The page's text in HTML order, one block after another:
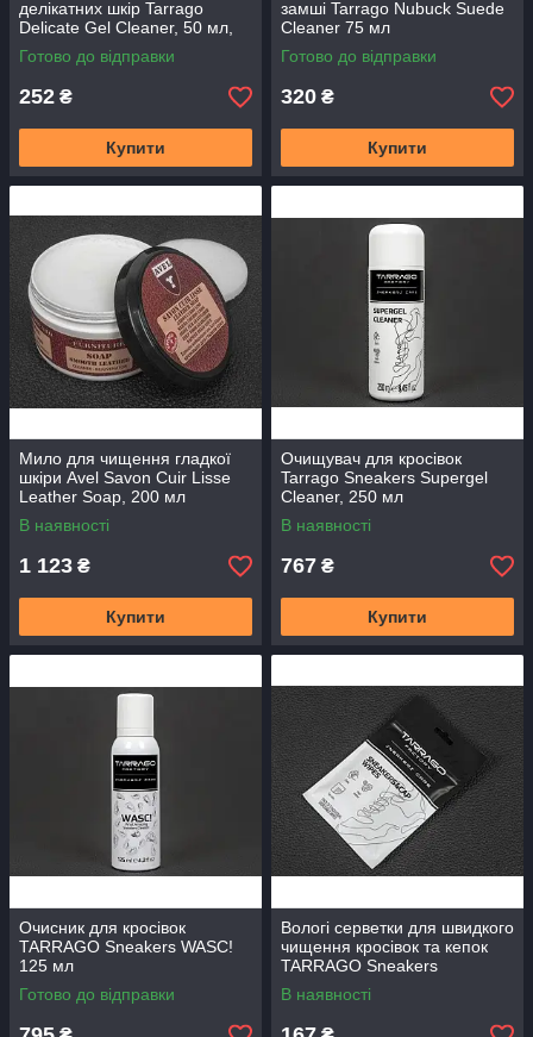
делікатних шкір Tarrago
Delicate Gel Cleaner, 50 мл,
безбарвний
Готово до відправки
252 ₴
Купити
замші Tarrago Nubuck Suede
Cleaner 75 мл
Готово до відправки
320 ₴
Купити
Мило для чищення гладкої
шкіри Avel Savon Cuir Lisse
Leather Soap, 200 мл
В наявності
1 123 ₴
Купити
Очищувач для кросівок
Tarrago Sneakers Supergel
Cleaner, 250 мл
В наявності
767 ₴
Купити
Очисник для кросівок
TARRAGO Sneakers WASC!
125 мл
Готово до відправки
Вологі серветки для швидкого
чищення кросівок та кепок
TARRAGO Sneakers
Wipes&Cap (5 штук)
В наявності